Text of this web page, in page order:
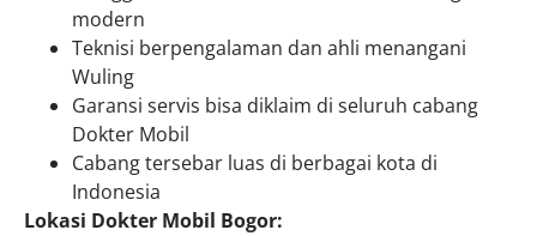
modern
Teknisi berpengalaman dan ahli menangani
Wuling
Garansi servis bisa diklaim di seluruh cabang
Dokter Mobil
Cabang tersebar luas di berbagai kota di
Indonesia
Lokasi Dokter Mobil Bogor: